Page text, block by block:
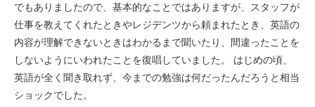
でもありましたので、基本的なことではありますが、スタッフが
仕事を教えてくれたときやレジデンツから頼まれたとき、英語の
内容が理解できないときはわかるまで聞いたり、間違ったことを
しないようにいわれたことを復唱していました。 はじめの頃、
英語が全く聞き取れず、今までの勉強は何だったんだろうと相当
ショックでした。